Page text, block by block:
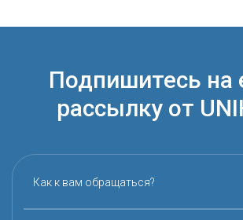
Подпишитесь на
рассылку от
Как к вам обращаться?